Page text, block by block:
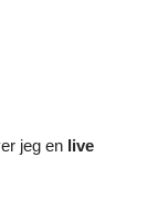
jeg en live